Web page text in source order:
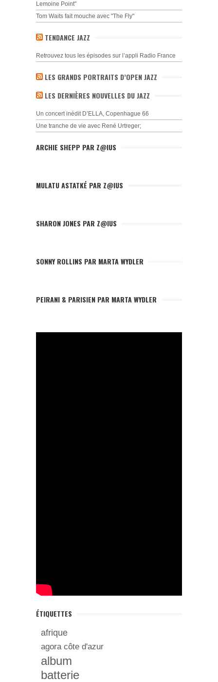
Lemoine Point"
Tom Waits fait mouche avec "The Fly"
TENDANCE JAZZ
Retrouvez tous les épisodes sur l’appli Radio France
LES GRANDS PORTRAITS D’OPEN JAZZ
LES DERNIÈRES NOUVELLES DU JAZZ
Un concert inédit D’ELLA, Copenhague 66
Une tranche de vie avec René Urtreger;
ARCHIE SHEPP PAR Z@IUS
MULATU ASTATKÉ PAR Z@IUS
SHARON JONES PAR Z@IUS
SONNY ROLLINS PAR MARTA WYDLER
PEIRANI & PARISIEN PAR MARTA WYDLER
ÉTIQUETTES
afrique
agora côte d'azur
album
batterie